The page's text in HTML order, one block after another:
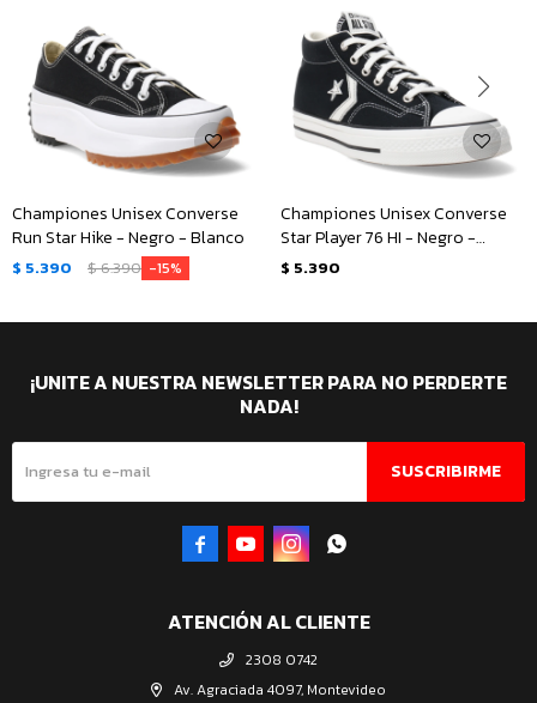
Championes Unisex Converse
Run Star Hike - Negro - Blanco
$ 5.390 $6.390 15
Championes Unisex Converse
Star Player 76 HI - Negro -
Blanco
$ 5.390
ATENCIÓN AL CLIENTE
2308 0742
Av. Agraciada 4097, Montevideo
¡UNITE A NUESTRA NEWSLETTER PARA NO PERDERTE
NADA!
SUSCRIBIRME
   